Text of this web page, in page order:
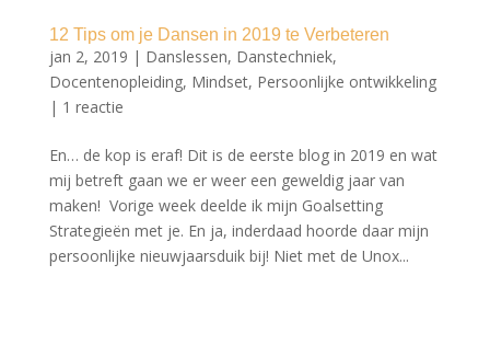
12 Tips om je Dansen in 2019 te Verbeteren
jan 2, 2019 | Danslessen, Danstechniek,
Docentenopleiding, Mindset, Persoonlijke ontwikkeling
| 1 reactie
En… de kop is eraf! Dit is de eerste blog in 2019 en wat
mij betreft gaan we er weer een geweldig jaar van
maken! Vorige week deelde ik mijn Goalsetting
Strategieën met je. En ja, inderdaad hoorde daar mijn
persoonlijke nieuwjaarsduik bij! Niet met de Unox...